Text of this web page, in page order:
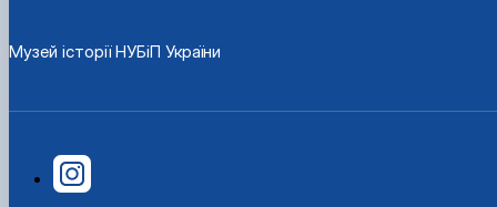
Музей історії НУБіП України